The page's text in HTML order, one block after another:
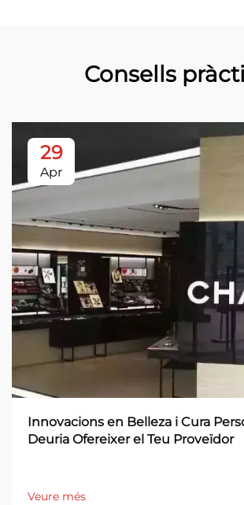
Consells
29
Apr
Innovacions en Belleza i Cura
Deuria Ofereixer el Teu Proveïdor
Veure més